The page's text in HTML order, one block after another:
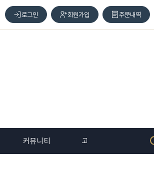
로그인 회원가입 주문내역
커뮤니티 고객 센터